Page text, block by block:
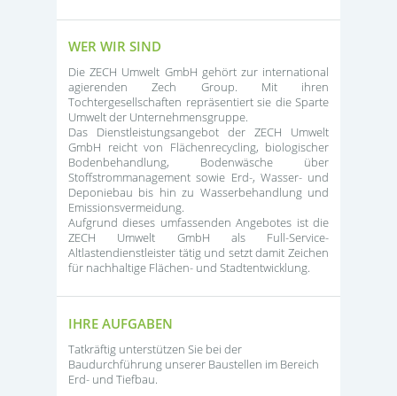
WER WIR SIND
Die ZECH Umwelt GmbH gehört zur international
agierenden Zech Group. Mit ihren
Tochtergesellschaften repräsentiert sie die Sparte
Umwelt der Unternehmensgruppe.
Das Dienstleistungsangebot der ZECH Umwelt
GmbH reicht von Flächenrecycling, biologischer
Bodenbehandlung, Bodenwäsche über
Stoffstrommanagement sowie Erd-, Wasser- und
Deponiebau bis hin zu Wasserbehandlung und
Emissionsvermeidung.
Aufgrund dieses umfassenden Angebotes ist die
ZECH Umwelt GmbH als Full-Service-
Altlastendienstleister tätig und setzt damit Zeichen
für nachhaltige Flächen- und Stadtentwicklung.
IHRE AUFGABEN
Tatkräftig unterstützen Sie bei der
Baudurchführung unserer Baustellen im Bereich
Erd- und Tiefbau.